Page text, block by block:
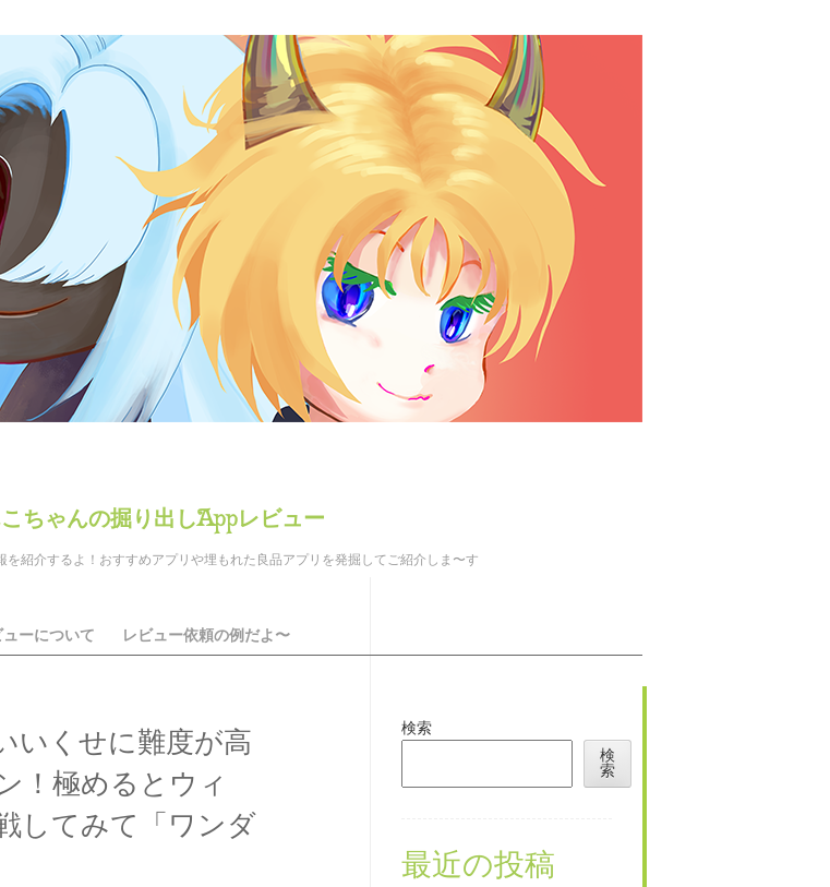
ちゃんの掘り出しAppレビュー
紹介するよ！おすすめアプリや埋もれた良品アプリを発掘してご紹介しま〜す
ューについて レビュー依頼の例だよ〜
いくせに難度が高
！極めるとウィ
してみて「ワンダ
検索
検
索
最近の投稿